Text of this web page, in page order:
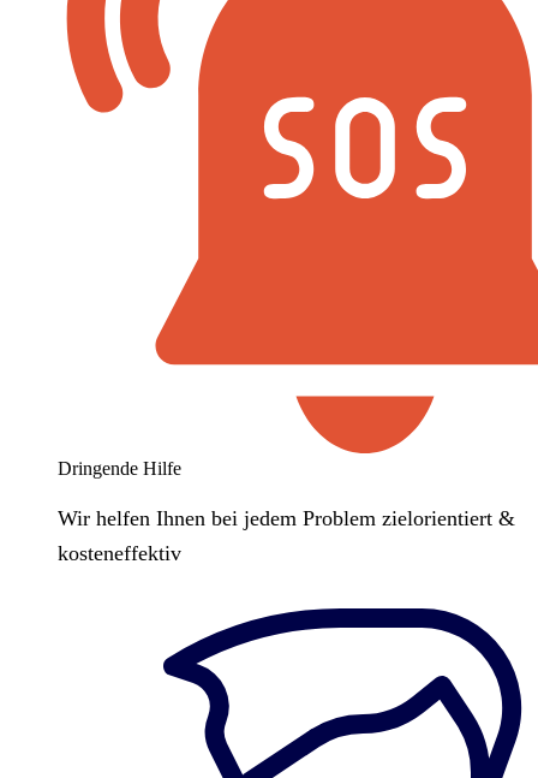
Dringende Hilfe
Wir helfen Ihnen bei jedem Problem zielorientiert &
kosteneffektiv